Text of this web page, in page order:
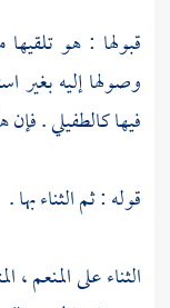
قبولها : هو تلقيها
وصولها إليه
فيها كالطفيلي .
قوله : ثم الثناء بها .
الثناء على المنعم